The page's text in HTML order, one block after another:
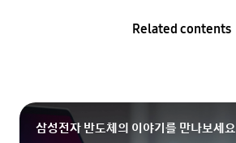
Related contents
삼성전자 반도체의 이야기를 만나보세요